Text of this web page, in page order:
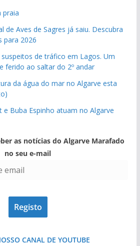
praia
de Aves de Sagres já saiu. Descubra
para 2026
de tráfico em Lagos. Um
ferido ao saltar do 2º andar
da água do mar no Algarve esta
e Buba Espinho atuam no Algarve
as notícias do Algarve Marafado
no seu e-mail
CANAL DE YOUTUBE